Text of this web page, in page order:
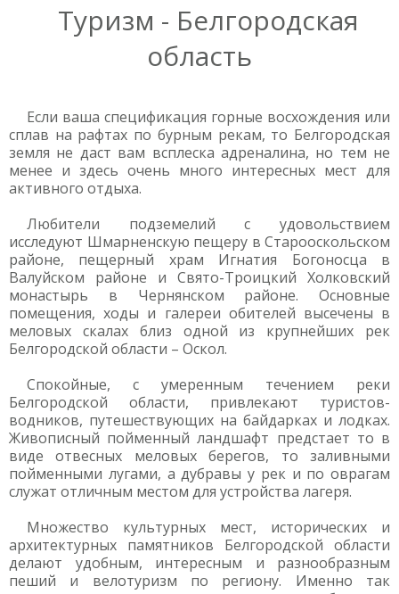
Туризм - Белгородская
область
Если ваша спецификация горные восхождения или
сплав на рафтах по бурным рекам, то Белгородская
земля не даст вам всплеска адреналина, но тем не
менее и здесь очень много интересных мест для
активного отдыха.
Любители подземелий с удовольствием
исследуют Шмарненскую пещеру в Старооскольском
районе, пещерный храм Игнатия Богоносца в
Валуйском районе и Свято-Троицкий Холковский
монастырь в Чернянском районе. Основные
помещения, ходы и галереи обителей высечены в
меловых скалах близ одной из крупнейших рек
Белгородской области – Оскол.
Спокойные, с умеренным течением реки
Белгородской области, привлекают туристов-
водников, путешествующих на байдарках и лодках.
Живописный пойменный ландшафт предстает то в
виде отвесных меловых берегов, то заливными
пойменными лугами, а дубравы у рек и по оврагам
служат отличным местом для устройства лагеря.
Множество культурных мест, исторических и
архитектурных памятников Белгородской области
делают удобным, интересным и разнообразным
пеший и велотуризм по региону. Именно так